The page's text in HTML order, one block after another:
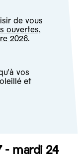
de vous
ouvertes,
2026.
vos
et
- mardi 24